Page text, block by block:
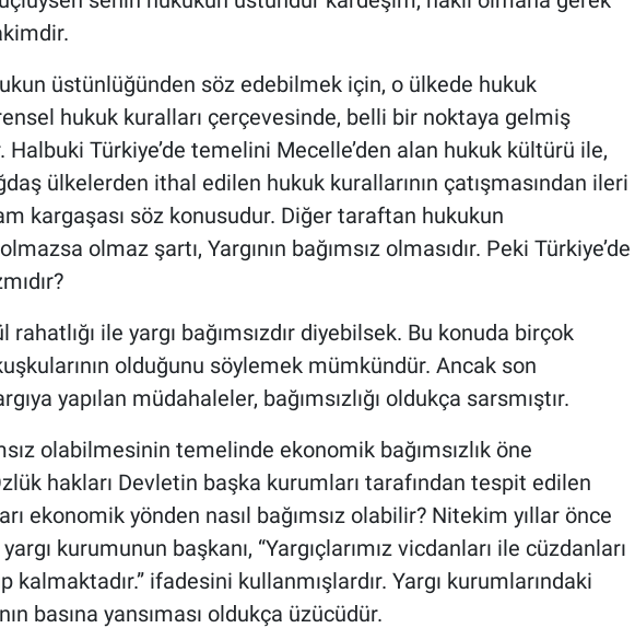
üstünlüğünden söz edebilmek için, o ülkede hukuk
hukuk kuralları çerçevesinde, belli bir noktaya gelmiş
Halbuki Türkiye’de temelini Mecelle’den alan hukuk kültürü ile,
ülkelerden ithal edilen hukuk kurallarının çatışmasından ileri
kargaşası söz konusudur. Diğer taraftan hukukun
olmaz şartı, Yargının bağımsız olmasıdır. Peki Türkiye’de
rahatlığı ile yargı bağımsızdır diyebilsek. Bu konuda birçok
olduğunu söylemek mümkündür. Ancak son
yapılan müdahaleler, bağımsızlığı oldukça sarsmıştır.
olabilmesinin temelinde ekonomik bağımsızlık öne
hakları Devletin başka kurumları tarafından tespit edilen
ekonomik yönden nasıl bağımsız olabilir? Nitekim yıllar önce
kurumunun başkanı, “Yargıçlarımız vicdanları ile cüzdanları
kalmaktadır.” ifadesini kullanmışlardır. Yargı kurumlarındaki
basına yansıması oldukça üzücüdür.